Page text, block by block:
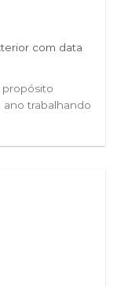
com data
ano trabalhando